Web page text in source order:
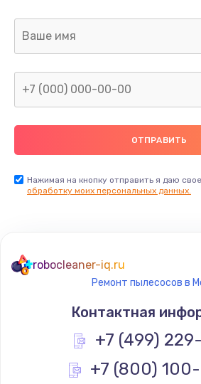
Заказать
Ремонт или замена
Заказать
Снятие системных ошибок/
1400 руб.
Заказать
Нажимая на кнопку отправить я даю свое
обработку моих персональных данных.
robocleaner-iq.ru
Ремонт пылесосов в
Контактная
+7 (499)
+7 (800)